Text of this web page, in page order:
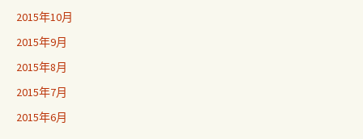
2015年10月
2015年9月
2015年8月
2015年7月
2015年6月